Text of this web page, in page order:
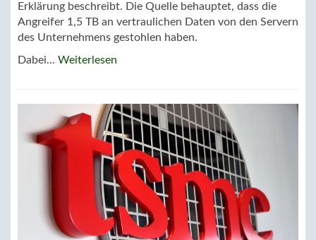
Erklärung beschreibt. Die Quelle behauptet, dass die
Angreifer 1,5 TB an vertraulichen Daten von den Servern
des Unternehmens gestohlen haben.
Dabei... Weiterlesen